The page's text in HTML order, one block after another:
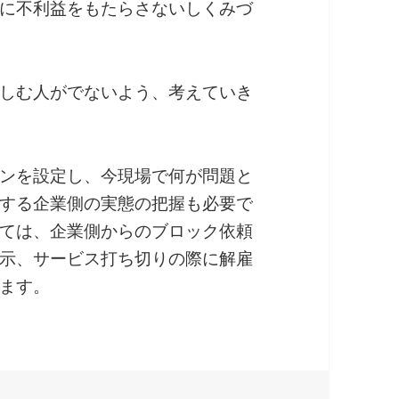
不利益をもたらさないしくみづ
む人がでないよう、考えていき
を設定し、今現場で何が問題と
る企業側の実態の把握も必要で
は、企業側からのブロック依頼
、サービス打ち切りの際に解雇
す。